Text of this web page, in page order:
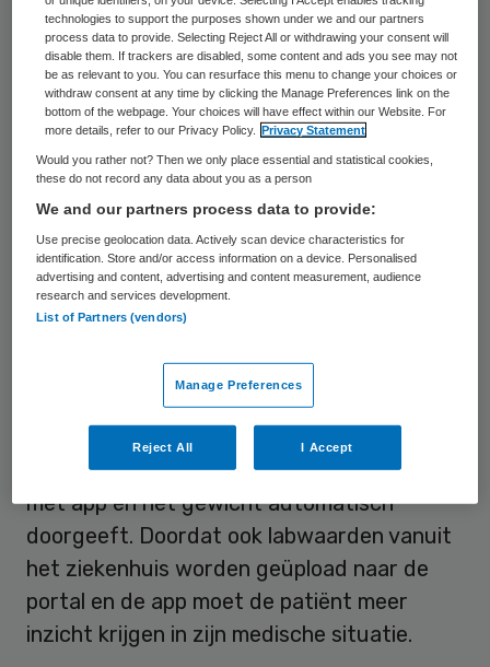
diabetes type 2 aangemeld voor de proef.
“In juli 2015 gingen we met Philips,
patiënten en zorgverleners om de tafel om
de zorg voor mensen met diabetes te
verbeteren”, vertelt Veronique Holtmaat,
directeur ZMBR. “Die samenwerking voelt
heel natuurlijk, omdat Philips en ZMBR
allebei inzetten op meer regie over de eigen
gezondheid.”
Weegschaal
De patiënt krijgt behalve de app ook een
weegschaal thuis die in verbinding staat
met app en het gewicht automatisch
doorgeeft. Doordat ook labwaarden vanuit
het ziekenhuis worden geüpload naar de
portal en de app moet de patiënt meer
inzicht krijgen in zijn medische situatie.
technologies to support the purposes shown under we and our partners
process data to provide. Selecting Reject All or withdrawing your consent will
disable them. If trackers are disabled, some content and ads you see may not
be as relevant to you. You can resurface this menu to change your choices or
withdraw consent at any time by clicking the Manage Preferences link on the
bottom of the webpage. Your choices will have effect within our Website. For
more details, refer to our Privacy Policy.
Privacy Statement
Would you rather not? Then we only place essential and statistical cookies,
these do not record any data about you as a person
We and our partners process data to provide:
Use precise geolocation data. Actively scan device characteristics for
identification. Store and/or access information on a device. Personalised
advertising and content, advertising and content measurement, audience
research and services development.
List of Partners (vendors)
Manage Preferences
Reject All I Accept